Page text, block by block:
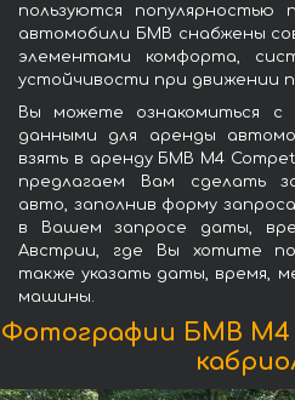
пользуются популярностью
автомобили БМВ снабжены
элементами комфорта,
устойчивости при движении
Вы можете ознакомиться с
данными для аренды
взять в аренду БМВ M4
предлагаем Вам сделать
авто, заполнив форму
в Вашем запросе даты,
Австрии, где Вы хотите
также указать даты, время,
машины.
Фотографии БМВ M4